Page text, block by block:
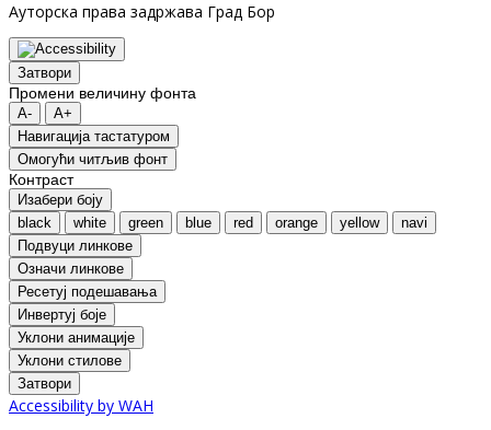
Ауторска права задржава Град Бор
Затвори
Промени величину фонта
A-
A+
Навигација тастатуром
Oмогући читљив фонт
Контраст
Изабери боју
black
white green blue red orange yellow
navi
Подвуци линкове
Означи линкове
Ресетуј подешавања
Инвертуј боје
Уклони анимације
Уклони стилове
Затвори
Accessibility by WAH